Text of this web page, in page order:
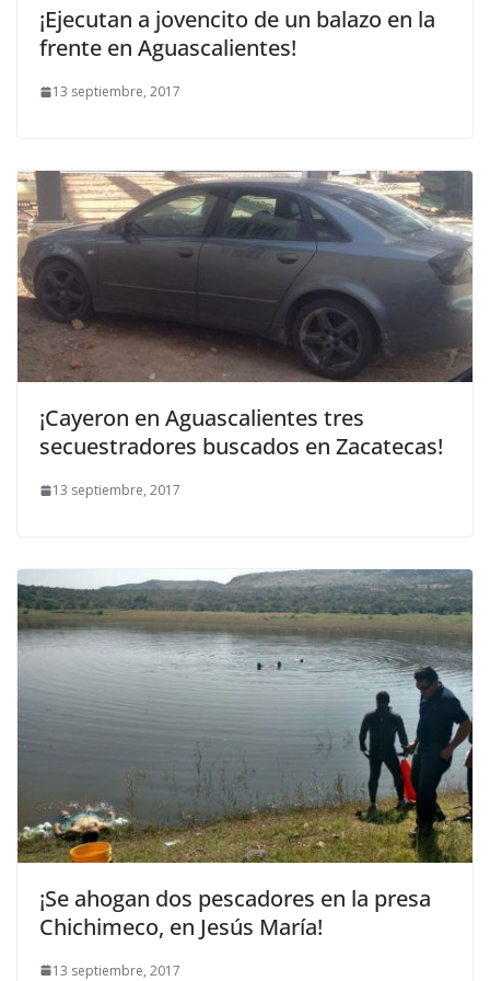
¡Ejecutan a jovencito de un balazo en la
frente en Aguascalientes!
13 septiembre, 2017
¡Cayeron en Aguascalientes tres
secuestradores buscados en Zacatecas!
13 septiembre, 2017
¡Se ahogan dos pescadores en la presa
Chichimeco, en Jesús María!
13 septiembre, 2017